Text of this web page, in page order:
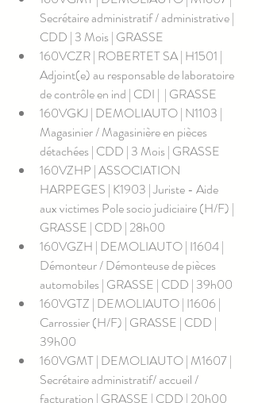
Secrétaire administratif / administrative |
CDD | 3 Mois | GRASSE
160VCZR | ROBERTET SA | H1501 |
Adjoint(e) au responsable de laboratoire
de contrôle en ind | CDI |  | GRASSE
160VGKJ | DEMOLIAUTO | N1103 |
Magasinier / Magasinière en pièces
détachées | CDD | 3 Mois | GRASSE
160VZHP | ASSOCIATION
HARPEGES | K1903 | Juriste - Aide
aux victimes Pole socio judiciaire (H/F) |
GRASSE | CDD | 28h00
160VGZH | DEMOLIAUTO | I1604 |
Démonteur / Démonteuse de pièces
automobiles | GRASSE | CDD | 39h00
160VGTZ | DEMOLIAUTO | I1606 |
Carrossier (H/F) | GRASSE | CDD |
39h00
160VGMT | DEMOLIAUTO | M1607 |
Secrétaire administratif/ accueil /
facturation | GRASSE | CDD | 20h00